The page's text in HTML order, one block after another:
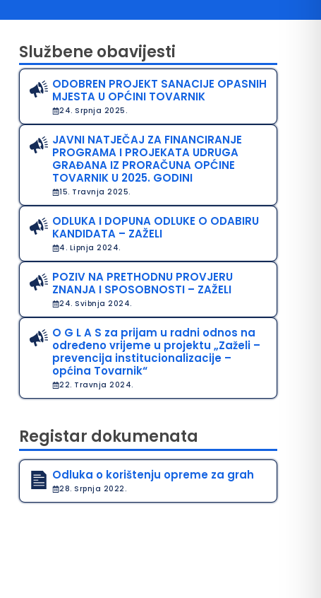
na pristup informacijama
o pristupačnosti
privatnosti
Službene obavijesti
ODOBREN PROJEKT SANACIJE OPASNIH
MJESTA U OPĆINI TOVARNIK
24. Srpnja 2025.
JAVNI NATJEČAJ ZA FINANCIRANJE
PROGRAMA I PROJEKATA UDRUGA
GRAĐANA IZ PRORAČUNA OPĆINE
TOVARNIK U 2025. GODINI
15. Travnja 2025.
ODLUKA I DOPUNA ODLUKE O ODABIRU
KANDIDATA – ZAŽELI
4. Lipnja 2024.
POZIV NA PRETHODNU PROVJERU
ZNANJA I SPOSOBNOSTI – ZAŽELI
24. Svibnja 2024.
O G L A S za prijam u radni odnos na
određeno vrijeme u projektu „Zaželi –
prevencija institucionalizacije –
općina Tovarnik“
22. Travnja 2024.
Registar dokumenata
Odluka o korištenju opreme za grah
28. Srpnja 2022.